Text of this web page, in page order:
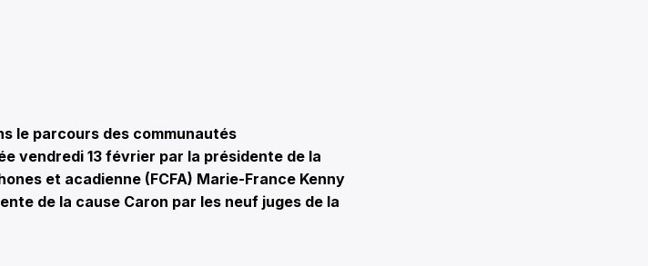
le parcours des communautés
vendredi 13 février par la présidente de la
et acadienne (FCFA) Marie-France Kenny
de la cause Caron par les neuf juges de la